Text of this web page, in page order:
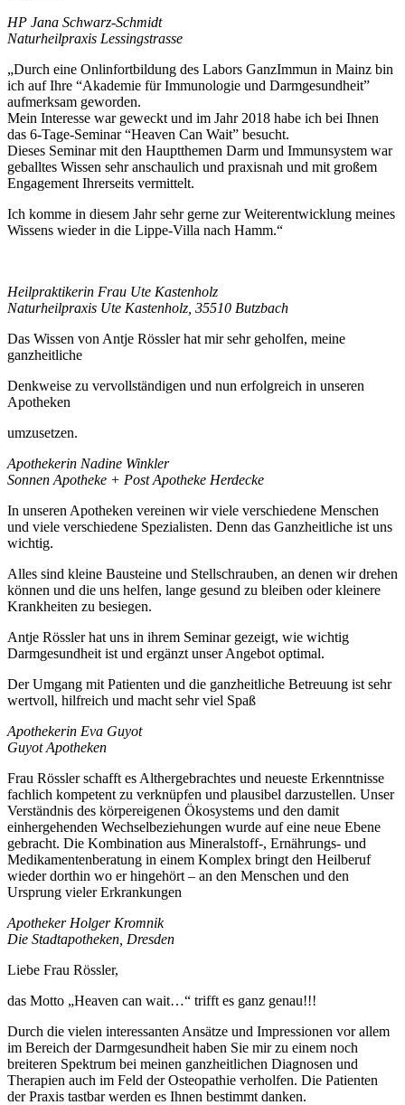
HP Jana Schwarz-Schmidt
Naturheilpraxis Lessingstrasse
„Durch eine Onlinfortbildung des Labors GanzImmun in Mainz bin
ich auf Ihre “Akademie für Immunologie und Darmgesundheit”
aufmerksam geworden.
Mein Interesse war geweckt und im Jahr 2018 habe ich bei Ihnen
das 6-Tage-Seminar “Heaven Can Wait” besucht.
Dieses Seminar mit den Hauptthemen Darm und Immunsystem war
geballtes Wissen sehr anschaulich und praxisnah und mit großem
Engagement Ihrerseits vermittelt.
Ich komme in diesem Jahr sehr gerne zur Weiterentwicklung meines
Wissens wieder in die Lippe-Villa nach Hamm.“
Heilpraktikerin Frau Ute Kastenholz
Naturheilpraxis Ute Kastenholz, 35510 Butzbach
Das Wissen von Antje Rössler hat mir sehr geholfen, meine
ganzheitliche
Denkweise zu vervollständigen und nun erfolgreich in unseren
Apotheken
umzusetzen.
Apothekerin Nadine Winkler
Sonnen Apotheke + Post Apotheke Herdecke
In unseren Apotheken vereinen wir viele verschiedene Menschen
und viele verschiedene Spezialisten. Denn das Ganzheitliche ist uns
wichtig.
Alles sind kleine Bausteine und Stellschrauben, an denen wir drehen
können und die uns helfen, lange gesund zu bleiben oder kleinere
Krankheiten zu besiegen.
Antje Rössler hat uns in ihrem Seminar gezeigt, wie wichtig
Darmgesundheit ist und ergänzt unser Angebot optimal.
Der Umgang mit Patienten und die ganzheitliche Betreuung ist sehr
wertvoll, hilfreich und macht sehr viel Spaß
Apothekerin Eva Guyot
Guyot Apotheken
Frau Rössler schafft es Althergebrachtes und neueste Erkenntnisse
fachlich kompetent zu verknüpfen und plausibel darzustellen. Unser
Verständnis des körpereigenen Ökosystems und den damit
einhergehenden Wechselbeziehungen wurde auf eine neue Ebene
gebracht. Die Kombination aus Mineralstoff-, Ernährungs- und
Medikamentenberatung in einem Komplex bringt den Heilberuf
wieder dorthin wo er hingehört – an den Menschen und den
Ursprung vieler Erkrankungen
Apotheker Holger Kromnik
Die Stadtapotheken, Dresden
Liebe Frau Rössler,
das Motto „Heaven can wait…“ trifft es ganz genau!!!
Durch die vielen interessanten Ansätze und Impressionen vor allem
im Bereich der Darmgesundheit haben Sie mir zu einem noch
breiteren Spektrum bei meinen ganzheitlichen Diagnosen und
Therapien auch im Feld der Osteopathie verholfen. Die Patienten
der Praxis tastbar werden es Ihnen bestimmt danken.